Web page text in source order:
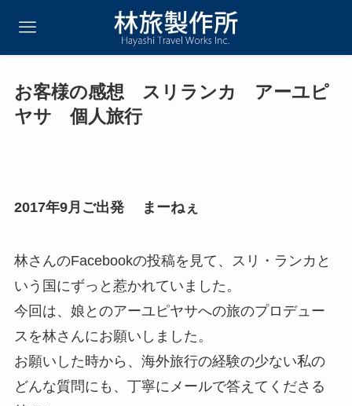
お客様の感想 スリランカ アーユピ
ヤサ 個人旅行
2017年9月ご出発 まーねぇ
林さんのFacebookの投稿を見て、スリ・ランカと
いう国にずっと惹かれていました。
今回は、娘とのアーユピヤサへの旅のプロデュー
スを林さんにお願いしました。
お願いした時から、海外旅行の経験の少ない私の
どんな質問にも、丁寧にメールで答えてくださる